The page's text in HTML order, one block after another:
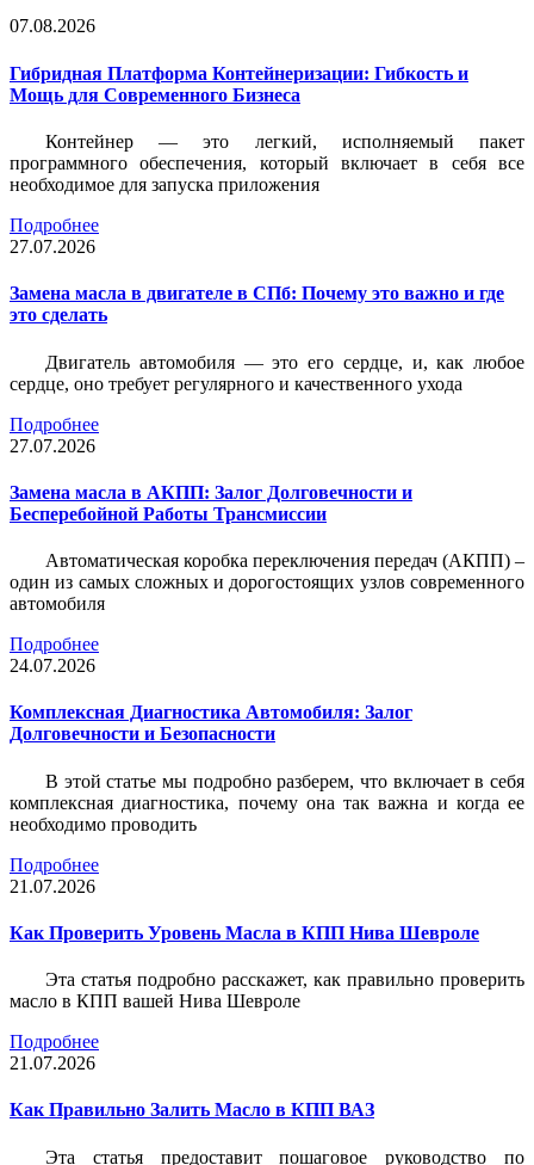
07.08.2026
Гибридная Платформа Контейнеризации: Гибкость и
Мощь для Современного Бизнеса
Контейнер — это легкий, исполняемый пакет
программного обеспечения, который включает в себя все
необходимое для запуска приложения
Подробнее
27.07.2026
Замена масла в двигателе в СПб: Почему это важно и где
это сделать
Двигатель автомобиля — это его сердце, и, как любое
сердце, оно требует регулярного и качественного ухода
Подробнее
27.07.2026
Замена масла в АКПП: Залог Долговечности и
Бесперебойной Работы Трансмиссии
Автоматическая коробка переключения передач (АКПП) –
один из самых сложных и дорогостоящих узлов современного
автомобиля
Подробнее
24.07.2026
Комплексная Диагностика Автомобиля: Залог
Долговечности и Безопасности
В этой статье мы подробно разберем, что включает в себя
комплексная диагностика, почему она так важна и когда ее
необходимо проводить
Подробнее
21.07.2026
Как Проверить Уровень Масла в КПП Нива Шевроле
Эта статья подробно расскажет, как правильно проверить
масло в КПП вашей Нива Шевроле
Подробнее
21.07.2026
Как Правильно Залить Масло в КПП ВАЗ
Эта статья предоставит пошаговое руководство по